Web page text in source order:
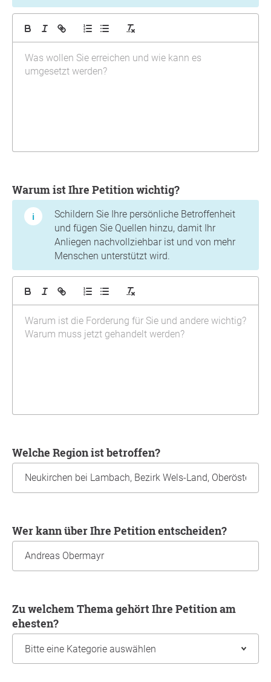
Warum ist Ihre Petition wichtig?
Schildern Sie Ihre persönliche Betroffenheit
und fügen Sie Quellen hinzu, damit Ihr
Anliegen nachvollziehbar ist und von mehr
Menschen unterstützt wird.
Welche Region ist betroffen?
Wer kann über Ihre Petition entscheiden?
Zu welchem Thema gehört Ihre Petition am
ehesten?